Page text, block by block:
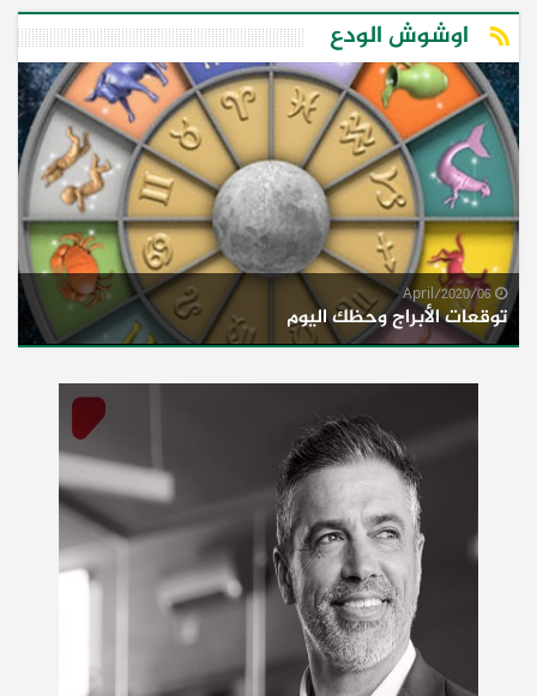
اوشوش الودع
توقعات الأبراج وحظك اليوم